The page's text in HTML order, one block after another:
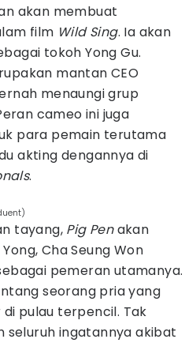
akan membuat
film Wild Sing. Ia akan
tokoh Yong Gu.
mantan CEO
menaungi grup
cameo ini juga
para pemain terutama
akting dengannya di
.
tayang, Pig Penakan
Cha Seung Won
pemeran utamanya.
seorang pria yang
pulau terpencil. Tak
seluruh ingatannya akibat